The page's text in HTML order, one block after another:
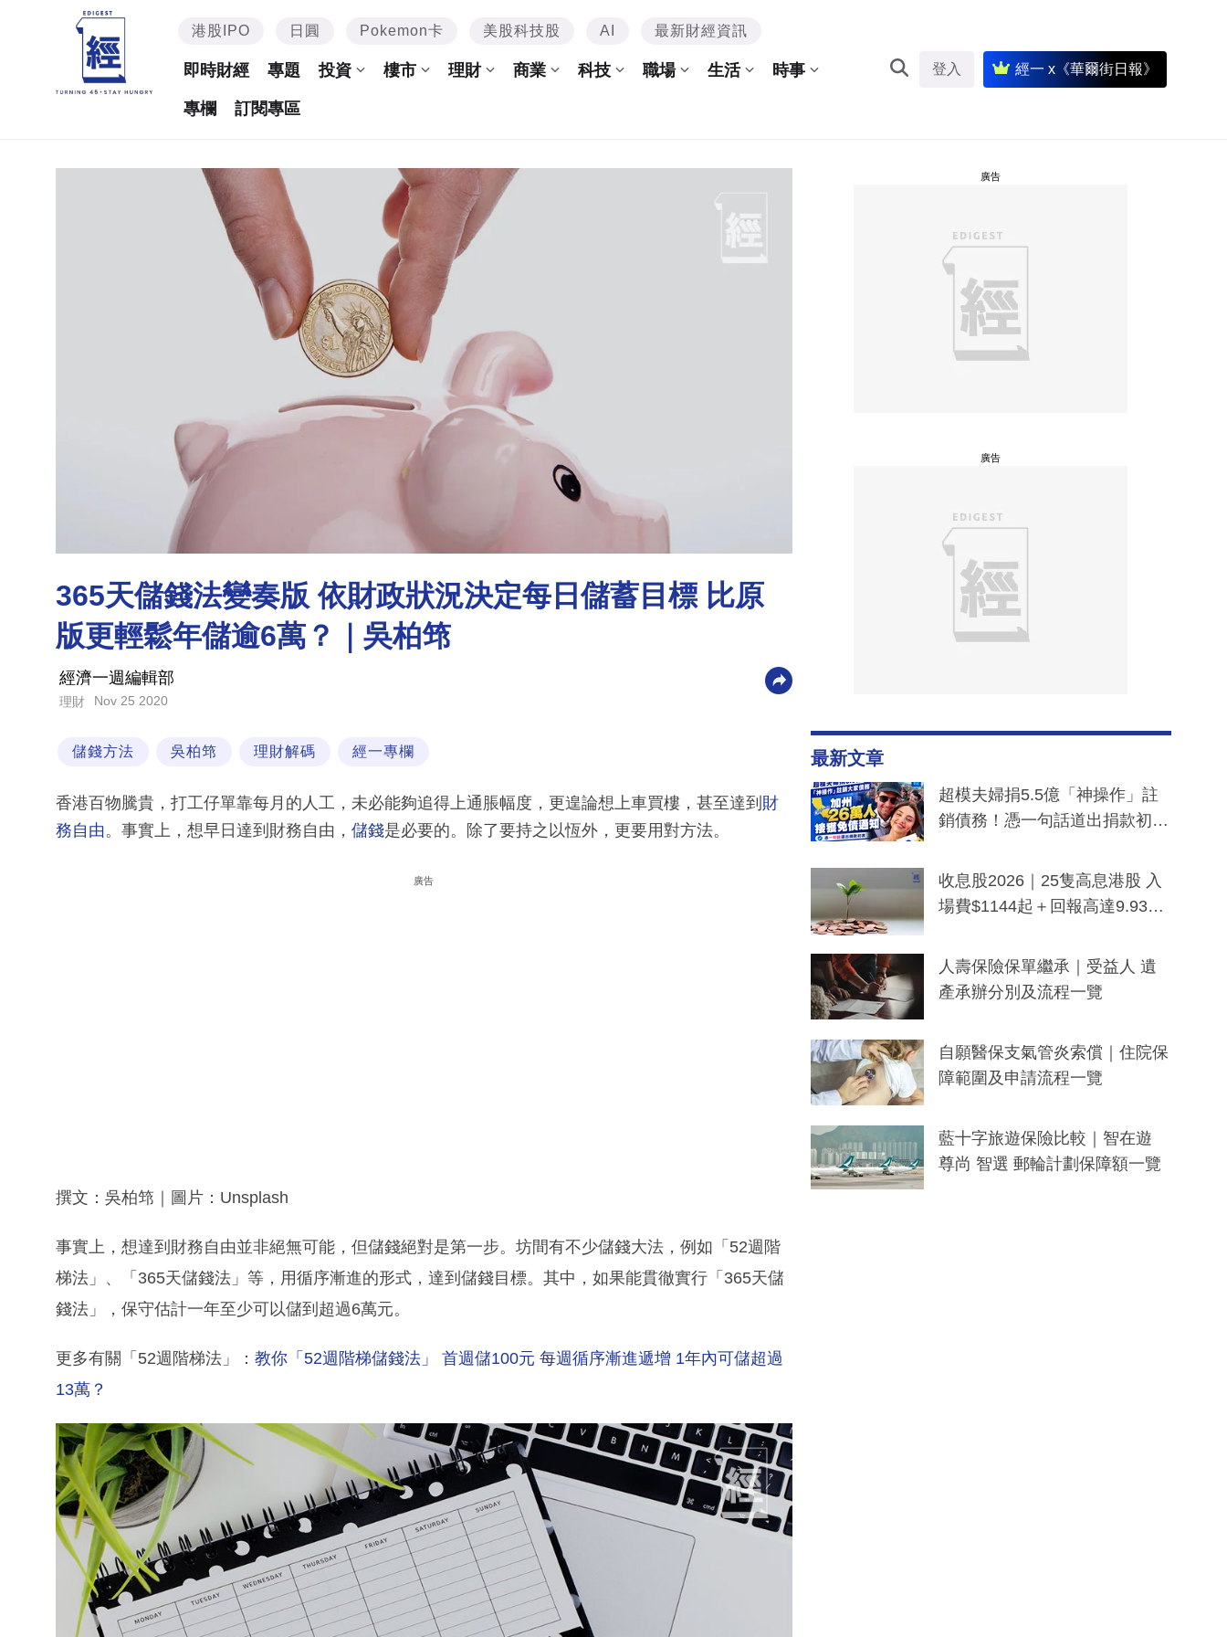
港股IPO 日圓 Pokemon卡 美股科技股 AI 最新財經資訊
即時財經 專題 投資 樓市 理財 商業 科技 職場 生活 時事
專欄 訂閱專區
登入 經一 x《華爾街日報》
365天儲錢法變奏版 依財政狀況決定每日儲蓄目標 比原
版更輕鬆年儲逾6萬？｜吳柏筇
經濟一週編輯部
理財 Nov 25 2020
儲錢方法 吳柏筇 理財解碼 經一專欄
香港百物騰貴，打工仔單靠每月的人工，未必能夠追得上通脹幅度，更遑論想上車買樓，甚至達到 財
務自由。事實上，想早日達到財務自由， 儲錢是必要的。除了要持之以恆外，更要用對方法。
廣告
撰文：吳柏筇｜圖片：Unsplash
事實上，想達到財務自由並非絕無可能，但儲錢絕對是第一步。坊間有不少儲錢大法，例如「52週階
梯法」、「365天儲錢法」等，用循序漸進的形式，達到儲錢目標。其中，如果能貫徹實行「365天儲
錢法」，保守估計一年至少可以儲到超過6萬元。
更多有關「52週階梯法」： 教你「52週階梯儲錢法」 首週儲100元 每週循序漸進遞增 1年內可儲超過
13萬？
廣告
廣告
最新文章
超模夫婦捐5.5億「神操作」註
銷債務！憑一句話道出捐款初
一度被誤當詐騙手段
收息股2026｜25隻高息港股 入
場費$1144起＋回報高達9.93
人壽保險保單繼承｜受益人 遺
產承辦分別及流程一覽
自願醫保支氣管炎索償｜住院保
障範圍及申請流程一覽
藍十字旅遊保險比較｜智在遊
尊尚 智選 郵輪計劃保障額一覽